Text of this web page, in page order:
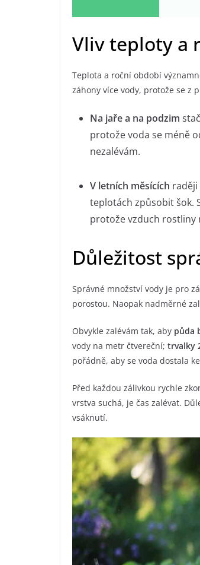
Vliv teploty a
Teplota a roční období
záhony více vody, protože se z
Na jaře a na podzim
protože voda se méně
nezalévám.
V letních měsících raději
teplotách způsobit šok.
protože vzduch rostliny
Důležitost
Správné množství vody je pro
porostou. Naopak nadměrné
Obvykle zalévám tak, aby půda
vody na metr čtvereční; trvalky
pořádně, aby se voda dostala
Před každou zálivkou rychle
vrstva suchá, je čas zalévat.
vsáknutí.